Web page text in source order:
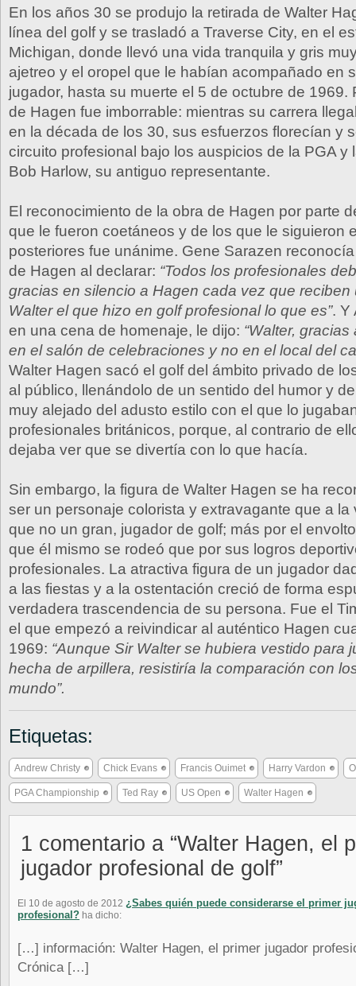
En los años 30 se produjo la retirada de Walter
línea del golf y se trasladó a Traverse City, en el
Michigan, donde llevó una vida tranquila y gris
ajetreo y el oropel que le habían acompañado en
jugador, hasta su muerte el 5 de octubre de 1969.
de Hagen fue imborrable: mientras su carrera
en la década de los 30, sus esfuerzos florecían y
circuito profesional bajo los auspicios de la PGA y
Bob Harlow, su antiguo representante.
El reconocimiento de la obra de Hagen por parte
que le fueron coetáneos y de los que le siguieron
posteriores fue unánime. Gene Sarazen
de Hagen al declarar: “Todos los profesionales
gracias en silencio a Hagen cada vez que reciben
Walter el que hizo en golf profesional lo que es”. Y
en una cena de homenaje, le dijo: “Walter,
en el salón de celebraciones y no en el local del
Walter Hagen sacó el golf del ámbito privado de
al público, llenándolo de un sentido del humor y
muy alejado del adusto estilo con el que lo
profesionales británicos, porque, al contrario de
dejaba ver que se divertía con lo que hacía.
Sin embargo, la figura de Walter Hagen se ha
ser un personaje colorista y extravagante que a la
que no un gran, jugador de golf; más por el
que él mismo se rodeó que por sus logros
profesionales. La atractiva figura de un jugador
a las fiestas y a la ostentación creció de forma
verdadera trascendencia de su persona. Fue el
el que empezó a reivindicar al auténtico Hagen
1969: “Aunque Sir Walter se hubiera vestido para
hecha de arpillera, resistiría la comparación con
mundo”.
Etiquetas:
Andrew Christy Chick Evans Francis Ouimet Harry Vardon
PGA Championship Ted Ray US Open Walter Hagen
1 comentario a “Walter Hagen, el
jugador profesional de golf”
El 10 de agosto de 2012 ¿Sabes quién puede considerarse el primer
profesional? ha dicho:
[…] información: Walter Hagen, el primer jugador
Crónica […]